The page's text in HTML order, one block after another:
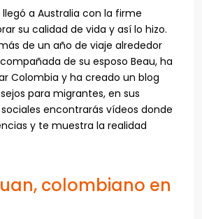
a Australia con la firme
su calidad de vida y así lo hizo.
de un año de viaje alrededor
de su esposo Beau, ha
Colombia y ha creado un blog
para migrantes, en sus
encontrarás vídeos donde
y te muestra la realidad
colombiano en